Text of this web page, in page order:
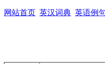
网站首页 英汉词典 英语例